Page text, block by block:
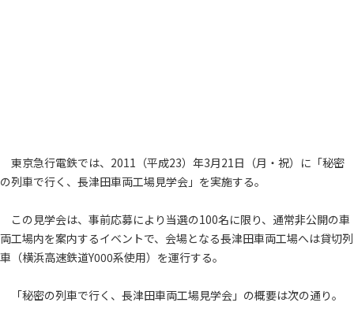
東京急行電鉄では、2011（平成23）年3月21日（月・祝）に「秘密
の列車で行く、長津田車両工場見学会」を実施する。
この見学会は、事前応募により当選の100名に限り、通常非公開の車
両工場内を案内するイベントで、会場となる長津田車両工場へは貸切列
車（横浜高速鉄道Y000系使用）を運行する。
「秘密の列車で行く、長津田車両工場見学会」の概要は次の通り。